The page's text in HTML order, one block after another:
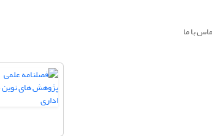
با ما